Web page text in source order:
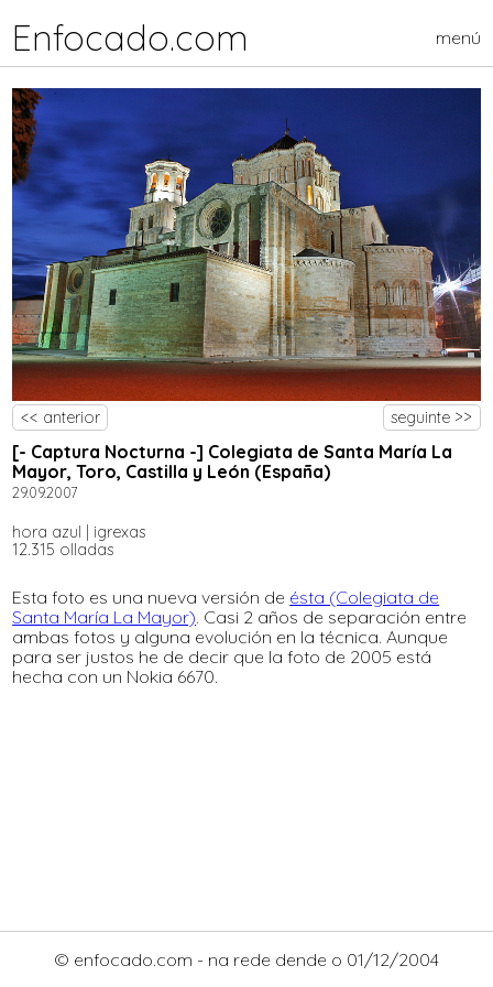
Enfocado.com menú
<< anterior seguinte >>
[- Captura Nocturna -] Colegiata de Santa María La
Mayor, Toro, Castilla y León (España)
29.09.2007
hora azul
igrexas
12.315 olladas
Esta foto es una nueva versión de ésta (Colegiata de
Santa María La Mayor). Casi 2 años de separación entre
ambas fotos y alguna evolución en la técnica. Aunque
para ser justos he de decir que la foto de 2005 está
hecha con un Nokia 6670.
© enfocado.com - na rede dende o 01/12/2004